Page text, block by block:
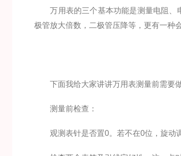
万用表的三个基本功能是测量电阻、
极管放大倍数，二极管压降等，更有一种
下面我给大家讲讲万用表测量前需要做
测量前检查：
观测表针是否置0。若不在0位，旋动调